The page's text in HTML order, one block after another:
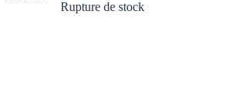
Rupture de stock